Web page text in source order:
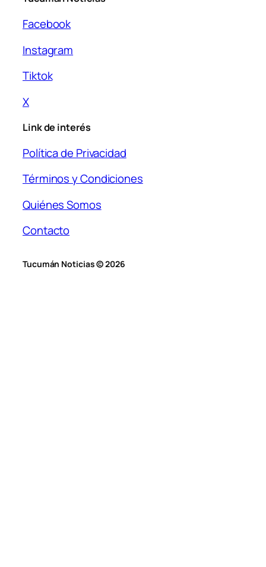
Facebook
Instagram
Tiktok
X
Link de interés
Política de Privacidad
Términos y Condiciones
Quiénes Somos
Contacto
Tucumán Noticias © 2026